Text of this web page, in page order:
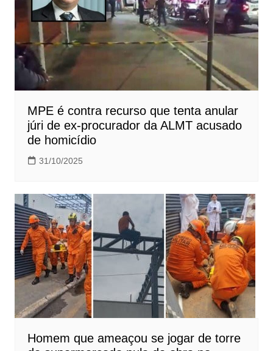
MPE é contra recurso que tenta anular
júri de ex-procurador da ALMT acusado
de homicídio
31/10/2025
Homem que ameaçou se jogar de torre